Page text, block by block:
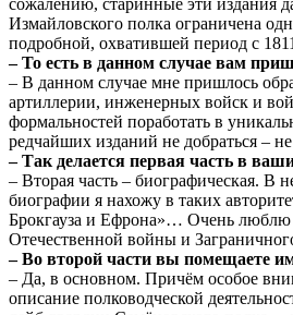
Измайловского полка ограничена
подробной, охватившей период с
– То есть в данном случае вам
– В данном случае мне пришлось
артиллерии, инженерных войск и
формальностей поработать в
редчайших изданий не добраться –
– Так делается первая часть в
– Вторая часть – биографическая. В
биографии я нахожу в таких
Брокгауза и Ефрона»… Очень люблю
Отечественной войны и
– Во второй части вы помещаете
– Да, в основном. Причём особое
описание полководческой